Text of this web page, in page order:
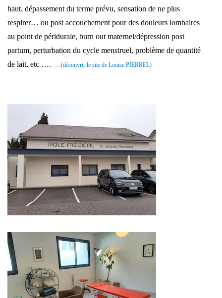
haut, dépassement du terme prévu, sensation de ne plus
respirer… ou post accouchement pour des douleurs lombaires
au point de péridurale, burn out maternel/dépression post
partum, perturbation du cycle menstruel, problème de quantité
de lait, etc ….
…(découvrir le site de Louise PIERREL)